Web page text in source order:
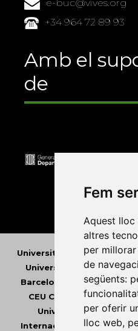
Fem
Aquest
altres
per
de
següents:
per oferir
lloc web,
e-buc@vives.org
+34 964 72 89 93
Amb el
de
Universitat Abat Oliba CEU
Universitat d'Andorra•
Barcelona
Universitat
CEU Cardenal Herrera•
Universitat de les Illes
Internacional de